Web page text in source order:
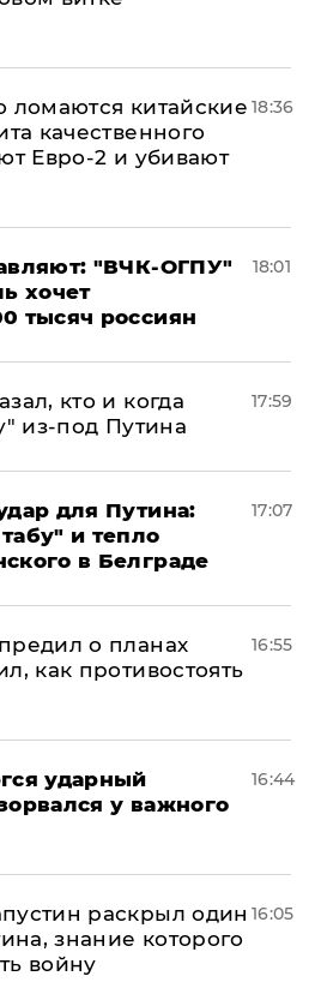
ломаются китайские
качественного
Евро-2 и убивают
18:36
"ВЧК-ОГПУ"
хочет
тысяч россиян
18:01
кто и когда
из-под Путина
17:59
для Путина:
и тепло
в Белграде
17:07
о планах
как противостоять
16:55
ударный
у важного
16:44
раскрыл один
знание которого
войну
16:05